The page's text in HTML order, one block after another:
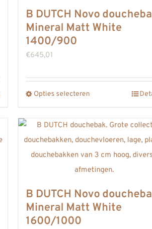
kan
de
productpagina
B DUTCH Novo
Mineral Matt White
1400/900
€645,01
Opties selecteren
heeft
meerdere
variaties.
Deze
kan
B DUTCH Novo
Mineral Matt White
1600/1000